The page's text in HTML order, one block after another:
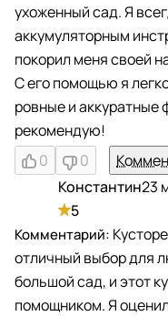
ухоженный сад. Я
аккумуляторным
покорил меня своей
С его помощью я
ровные и аккуратные
рекомендую!
0
0
Константин23
5
отличный выбор для
большой сад, и этот
помощником. Я